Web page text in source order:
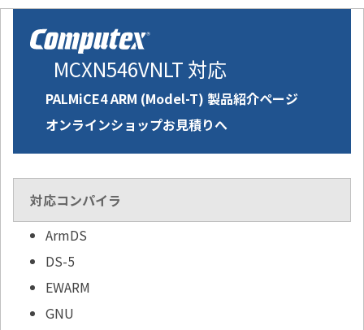
MCXN546VNLT 対応
PALMiCE4 ARM (Model-T) 製品紹介ページ
オンラインショップお見積りへ
対応コンパイラ
ArmDS
DS-5
EWARM
GNU